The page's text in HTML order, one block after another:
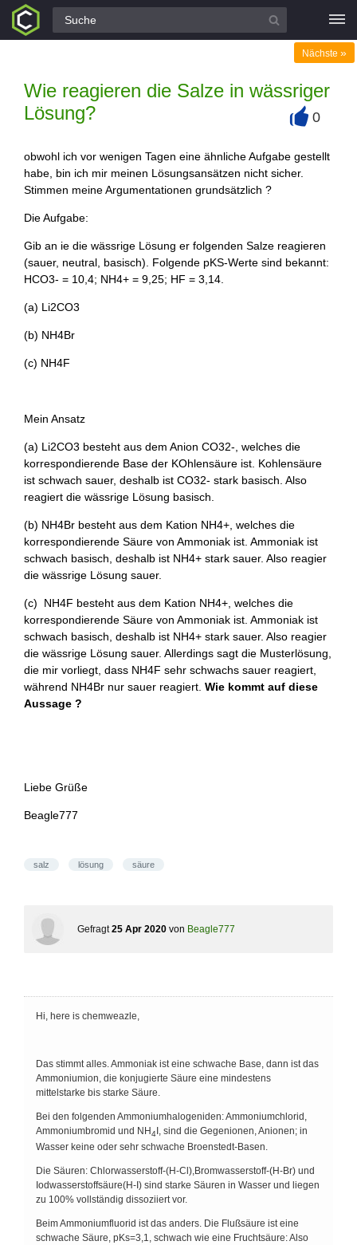
Alle Fragen
Wie reagieren die Salze in wässriger
Lösung?
Nächste »
0
obwohl ich vor wenigen Tagen eine ähnliche Aufgabe gestellt
habe, bin ich mir meinen Lösungsansätzen nicht sicher.
Stimmen meine Argumentationen grundsätzlich ?
Die Aufgabe:
Gib an ie die wässrige Lösung er folgenden Salze reagieren
(sauer, neutral, basisch). Folgende pKS-Werte sind bekannt:
HCO3- = 10,4; NH4+ = 9,25; HF = 3,14.
(a) Li2CO3
(b) NH4Br
(c) NH4F
Mein Ansatz
(a) Li2CO3 besteht aus dem Anion CO32-, welches die
korrespondierende Base der KOhlensäure ist. Kohlensäure
ist schwach sauer, deshalb ist CO32- stark basisch. Also
reagiert die wässrige Lösung basisch.
(b) NH4Br besteht aus dem Kation NH4+, welches die
korrespondierende Säure von Ammoniak ist. Ammoniak ist
schwach basisch, deshalb ist NH4+ stark sauer. Also reagier
die wässrige Lösung sauer.
(c) NH4F besteht aus dem Kation NH4+, welches die
korrespondierende Säure von Ammoniak ist. Ammoniak ist
schwach basisch, deshalb ist NH4+ stark sauer. Also reagier
die wässrige Lösung sauer. Allerdings sagt die Musterlösung,
die mir vorliegt, dass NH4F sehr schwachs sauer reagiert,
während NH4Br nur sauer reagiert. Wie kommt auf diese
Aussage ?
Liebe Grüße
Beagle777
salz lösung säure
Gefragt 25 Apr 2020 von Beagle777
Hi, here is chemweazle,
Das stimmt alles. Ammoniak ist eine schwache Base, dann ist das
Ammoniumion, die konjugierte Säure eine mindestens
mittelstarke bis starke Säure.
Bei den folgenden Ammoniumhalogeniden: Ammoniumchlorid,
Ammoniumbromid und NH4 I, sind die Gegenionen, Anionen; in
Wasser keine oder sehr schwache Broenstedt-Basen.
Die Säuren: Chlorwasserstoff-(H-Cl),Bromwasserstoff-(H-Br) und
Iodwasserstoffsäure(H-I) sind starke Säuren in Wasser und liegen
zu 100% vollständig dissoziiert vor.
Beim Ammoniumfluorid ist das anders. Die Flußsäure ist eine
schwache Säure, pKs=3,1, schwach wie eine Fruchtsäure: Also